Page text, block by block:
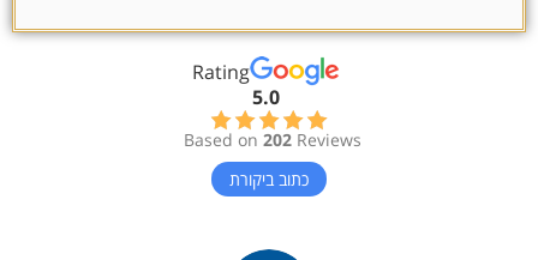
Rating
5.0
Based on 202Reviews
כתוב ביקורת